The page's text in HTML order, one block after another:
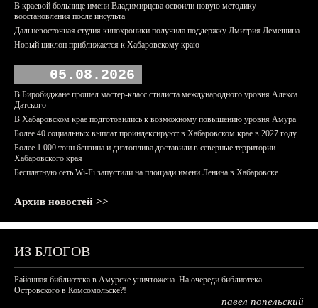
В краевой больнице имени Владимирцева освоили новую методику
восстановления после инсульта
Дальневосточная студия кинохроники получила поддержку Дмитрия Демешина
Новый циклон приближается к Хабаровскому краю
05.08.2026
В Биробиджане прошел мастер-класс стилиста международного уровня Алекса
Датского
В Хабаровском крае подготовились к возможному повышению уровня Амура
Более 40 социальных выплат проиндексируют в Хабаровском крае в 2027 году
Более 1 000 тонн бензина и дизтоплива доставили в северные территории
Хабаровского края
Бесплатную сеть Wi-Fi запустили на площади имени Ленина в Хабаровске
Архив новостей >>
ИЗ БЛОГОВ
Районная библиотека в Амурске уничтожена. На очереди библиотека
Островского в Комсомольске?!
павел попельский